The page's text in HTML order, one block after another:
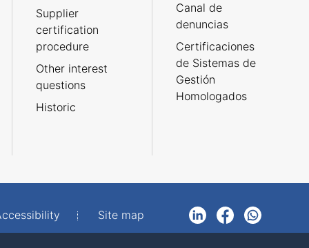
Supplier
certification
procedure
Other interest
questions
Historic
Canal de
denuncias
Certificaciones
de Sistemas de
Gestión
Homologados
Site map
LinkedInFacebookWhatsApp